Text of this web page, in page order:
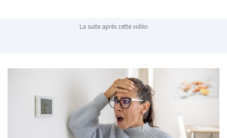
La suite après cette vidéo